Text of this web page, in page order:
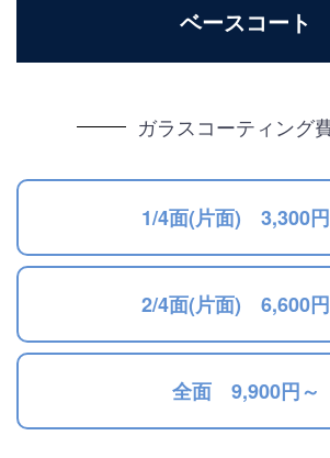
ベースコート
ガラスコーティング
1/4面(片面) 3,300
2/4面(片面) 6,600
全面 9,900円～